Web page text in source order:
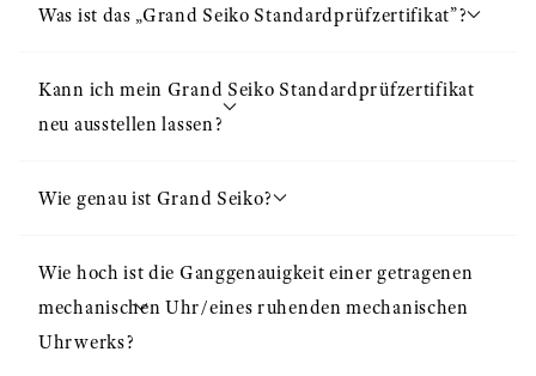
Was ist das „Grand Seiko Standardprüfzertifikat”?
Kann ich mein Grand Seiko Standardprüfzertifikat
neu ausstellen lassen?
Wie genau ist Grand Seiko?
Wie hoch ist die Ganggenauigkeit einer getragenen
mechanischen Uhr/eines ruhenden mechanischen
Uhrwerks?